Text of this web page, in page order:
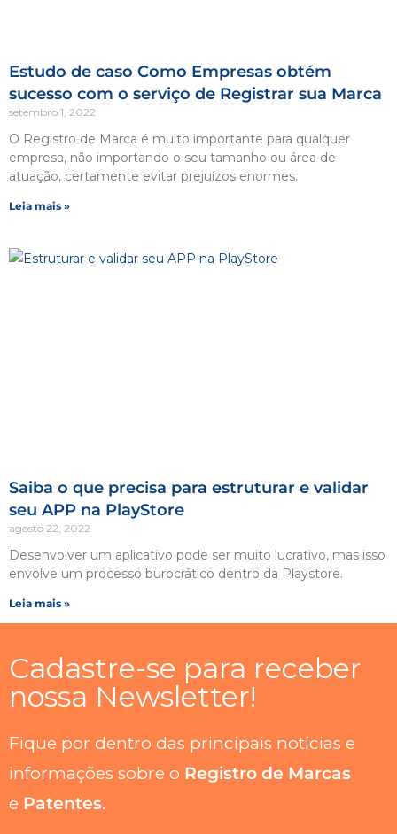
Estudo de caso Como Empresas obtém
sucesso com o serviço de Registrar sua Marca
setembro 1, 2022
O Registro de Marca é muito importante para qualquer
empresa, não importando o seu tamanho ou área de
atuação, certamente evitar prejuízos enormes.
Leia mais »
Saiba o que precisa para estruturar e validar
seu APP na PlayStore
agosto 22, 2022
Desenvolver um aplicativo pode ser muito lucrativo, mas isso
envolve um processo burocrático dentro da Playstore.
Leia mais »
Cadastre-se para receber
nossa Newsletter!
Fique por dentro das principais notícias e
informações sobre o Registro de Marcas
e Patentes.